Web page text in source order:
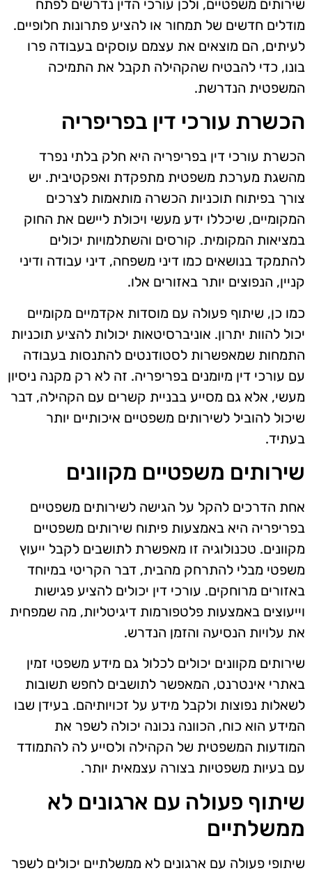
שירותים משפטיים, ולכן עורכי הדין נדרשים לפתח
מודלים חדשים של תמחור או להציע פתרונות חלופיים.
לעיתים, הם מוצאים את עצמם עוסקים בעבודה פרו
בונו, כדי להבטיח שהקהילה תקבל את התמיכה
המשפטית הנדרשת.
הכשרת עורכי דין בפריפריה
הכשרת עורכי דין בפריפריה היא חלק בלתי נפרד
מהשגת מערכת משפטית מתפקדת ואפקטיבית. יש
צורך בפיתוח תוכניות הכשרה מותאמות לצרכים
המקומיים, שיכללו ידע מעשי ויכולת ליישם את החוק
במציאות המקומית. קורסים והשתלמויות יכולים
להתמקד בנושאים כמו דיני משפחה, דיני עבודה ודיני
קניין, הנפוצים יותר באזורים אלו.
כמו כן, שיתוף פעולה עם מוסדות אקדמיים מקומיים
יכול להוות יתרון. אוניברסיטאות יכולות להציע תוכניות
התמחות שמאפשרות לסטודנטים להתנסות בעבודה
עם עורכי דין מיומנים בפריפריה. זה לא רק מקנה ניסיון
מעשי, אלא גם מסייע בבניית קשרים עם הקהילה, דבר
שיכול להוביל לשירותים משפטיים איכותיים יותר
בעתיד.
שירותים משפטיים מקוונים
אחת הדרכים להקל על הגישה לשירותים משפטיים
בפריפריה היא באמצעות פיתוח שירותים משפטיים
מקוונים. טכנולוגיה זו מאפשרת לתושבים לקבל ייעוץ
משפטי מבלי להתרחק מהבית, דבר הקריטי במיוחד
באזורים מרוחקים. עורכי דין יכולים להציע פגישות
וייעוצים באמצעות פלטפורמות דיגיטליות, מה שמפחית
את עלויות הנסיעה והזמן הנדרש.
שירותים מקוונים יכולים לכלול גם מידע משפטי זמין
באתרי אינטרנט, המאפשר לתושבים לחפש תשובות
לשאלות נפוצות ולקבל מידע על זכויותיהם. בעידן שבו
המידע הוא כוח, הכוונה נכונה יכולה לשפר את
המודעות המשפטית של הקהילה ולסייע לה להתמודד
עם בעיות משפטיות בצורה עצמאית יותר.
שיתוף פעולה עם ארגונים לא
ממשלתיים
שיתופי פעולה עם ארגונים לא ממשלתיים יכולים לשפר